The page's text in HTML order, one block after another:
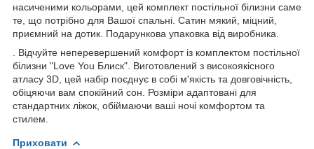
насиченими кольорами, цей комплект постільної білизни саме
те, що потрібно для Вашої спальні. Сатин мякий, міцний,
приємний на дотик. Подарункова упаковка від виробника.
. Відчуйте неперевершений комфорт із комплектом постільної
білизни "Love You Блиск". Виготовлений з високоякісного
атласу 3D, цей набір поєднує в собі м'якість та довговічність,
обіцяючи вам спокійний сон. Розміри адаптовані для
стандартних ліжок, обіймаючи ваші ночі комфортом та
стилем.
Приховати